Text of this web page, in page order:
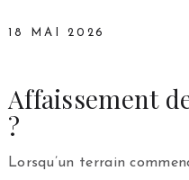
18 MAI 2026
Affaissement
?
Lorsqu’un terrain